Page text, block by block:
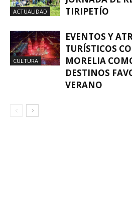
ACTUALIDAD
TIRIPETÍO
CULTURA
EVENTOS Y
TURÍSTICOS
MORELIA
DESTINOS
VERANO